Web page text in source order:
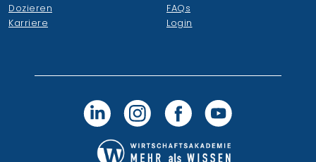
Dozieren
Karriere
FAQs
Login